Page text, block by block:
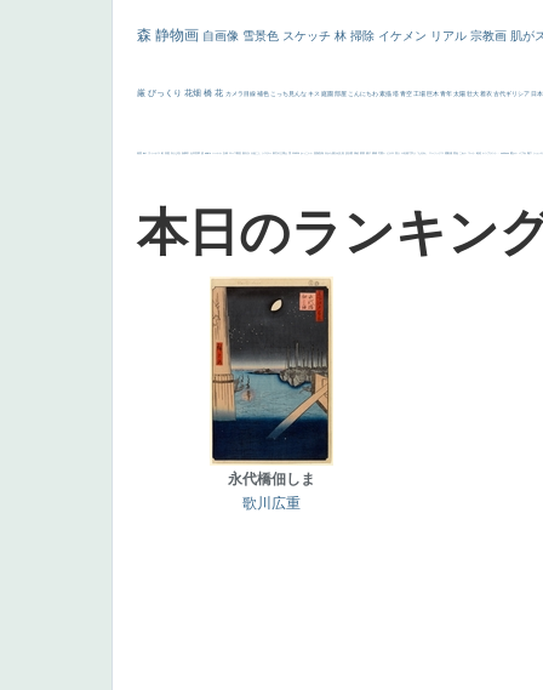
森 静物画 自画像 雪景色 スケッチ 林 掃除 イケメン リアル 宗教画 肌が
厳 びっくり 花畑 橋 花 カメラ目線 補色 こっち見んな キス 庭園 部屋 こんにちわ 素描 塔 青空 工場 巨木 青年 太陽 壮大 着衣 古代ギリシア 日
画質 last ヴィーナス 剣 白人少女 食事中 山本芳翠 麦 alciato ハーレム 女神 ローマ教皇 奥行き 火起こし シスター 東方の三博士 114514 かっこいい 受胎告知 天から覗き込む顔 設計図 挿絵 群衆 親子 裸婦 可愛い ピサロ ＃名画で学ぶ「たるみ」 ニーソックス 躍動感 黄色 こわい コート 畦道 レンブラント・ sekkusu 暖かい バブみ 靴下 ショッ
本日のランキン
永代橋佃しま
歌川広重